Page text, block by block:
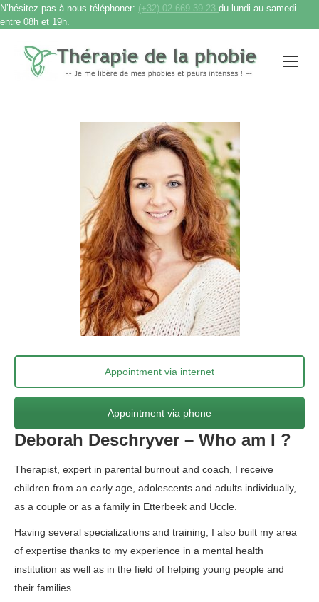
N’hésitez pas à nous téléphoner: (+32) 02 669 39 23 du lundi au samedi
entre 08h et 19h.
Deborah Deschryver – Who am I ?
Therapist, expert in parental burnout and coach, I receive
children from an early age, adolescents and adults individually,
as a couple or as a family in Etterbeek and Uccle.
Having several specializations and training, I also built my area
of expertise thanks to my experience in a mental health
institution as well as in the field of helping young people and
their families.
Appointment via internet
Appointment via phone